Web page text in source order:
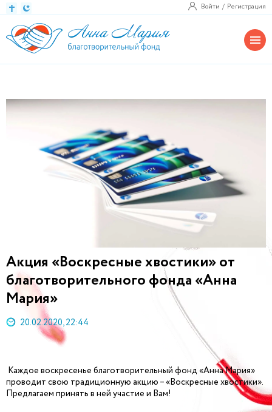
Войти Регистрация
Акция «Воскресные хвостики» от
благотворительного фонда «Анна
Мария»
20.02.2020, 22:44
Каждое воскресенье благотворительный фонд «Анна Мария»
проводит свою традиционную акцию – «Воскресные хвостики».
Предлагаем принять в ней участие и Вам!